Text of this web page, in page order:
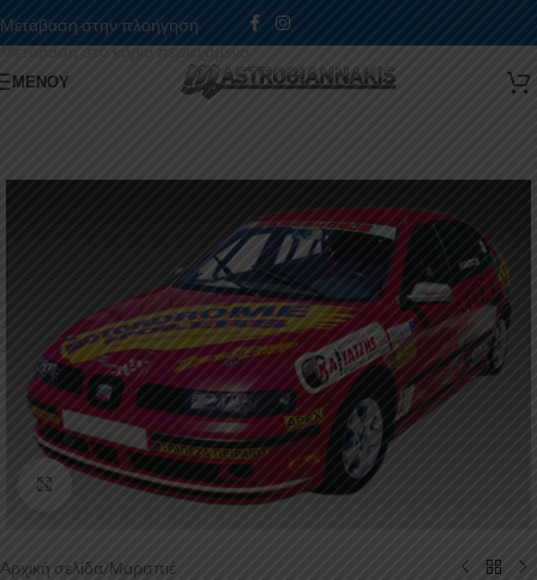
Μετάβαση στην πλοήγηση
Μετάβαση στο κύριο περιεχόμενο
ΜΕΝΟΎ
Κάντε κλικ για μεγέθυνση
Αρχική σελίδα/Μαρσπιέ